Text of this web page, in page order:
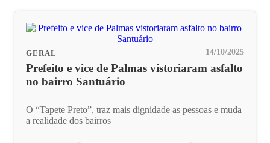
GERAL 14/10/2025
Prefeito e vice de Palmas vistoriaram asfalto
no bairro Santuário
O “Tapete Preto”, traz mais dignidade as pessoas e muda
a realidade dos bairros